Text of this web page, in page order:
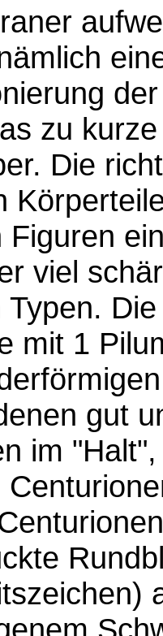
zu
Die
Figuren
viel
Typen.
mit 1
gut
im